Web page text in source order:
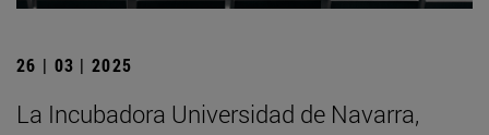
26 | 03 | 2025
La Incubadora Universidad de Navarra,